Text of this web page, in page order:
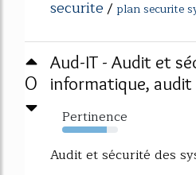
securite/ plan securite
0
Aud-IT - Audit et
informatique, audit
Pertinence
80%
Audit et sécurité des